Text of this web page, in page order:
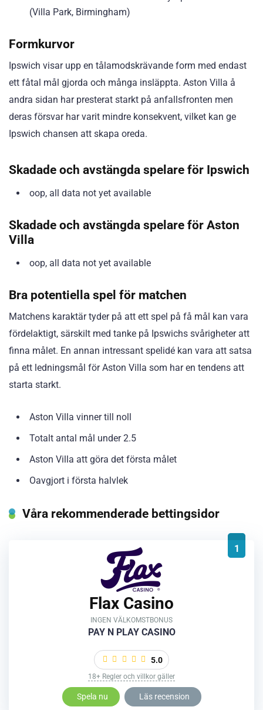
(Villa Park, Birmingham)
Formkurvor
Ipswich visar upp en tålamodskrävande form med endast
ett fåtal mål gjorda och många insläppta. Aston Villa å
andra sidan har presterat starkt på anfallsfronten men
deras försvar har varit mindre konsekvent, vilket kan ge
Ipswich chansen att skapa oreda.
Skadade och avstängda spelare för Ipswich
oop, all data not yet available
Skadade och avstängda spelare för Aston
Villa
oop, all data not yet available
Bra potentiella spel för matchen
Matchens karaktär tyder på att ett spel på få mål kan vara
fördelaktigt, särskilt med tanke på Ipswichs svårigheter att
finna målet. En annan intressant spelidé kan vara att satsa
på ett ledningsmål för Aston Villa som har en tendens att
starta starkt.
Aston Villa vinner till noll
Totalt antal mål under 2.5
Aston Villa att göra det första målet
Oavgjort i första halvlek
Våra rekommenderade bettingsidor
1
Flax Casino
INGEN VÄLKOMSTBONUS
PAY N PLAY CASINO
5.0
18+ Regler och villkor gäller
Spela nu Läs recension